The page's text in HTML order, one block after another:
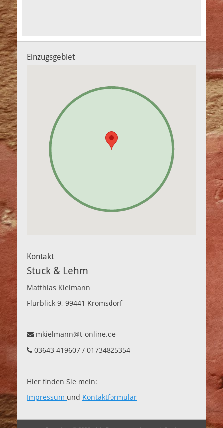
Einzugsgebiet
Kontakt
Stuck & Lehm
Matthias Kielmann
Flurblick 9, 99441 Kromsdorf
mkielmann@t-online.de
03643 419607 / 01734825354
Hier finden Sie mein:
Impressum und Kontaktformular